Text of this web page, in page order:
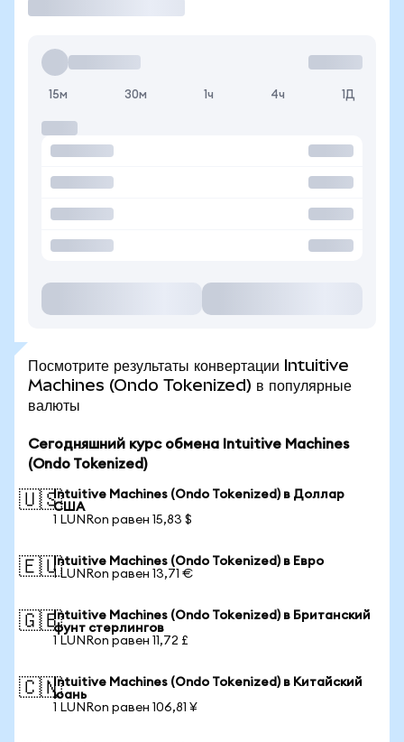
15м 30м 1ч 4ч 1Д
Посмотрите результаты конвертации Intuitive
Machines (Ondo Tokenized) в популярные
валюты
Сегодняшний курс обмена Intuitive Machines
(Ondo Tokenized)
🇺🇸Intuitive Machines (Ondo Tokenized) в Доллар
США
1 LUNRon равен 15,83 $
🇪🇺Intuitive Machines (Ondo Tokenized) в Евро
1 LUNRon равен 13,71 €
🇬🇧Intuitive Machines (Ondo Tokenized) в Британский
фунт стерлингов
1 LUNRon равен 11,72 £
🇨🇳Intuitive Machines (Ondo Tokenized) в Китайский
юань
1 LUNRon равен 106,81 ¥